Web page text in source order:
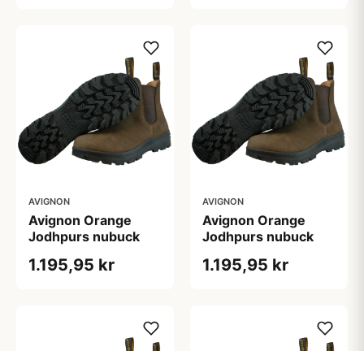
AVIGNON
Avignon Orange
Jodhpurs nubuck
1.195,95 kr
AVIGNON
Avignon Orange
Jodhpurs nubuck
1.195,95 kr